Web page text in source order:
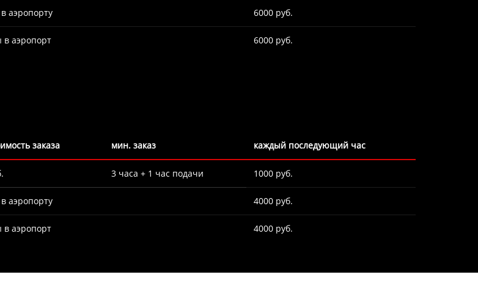
аэропорту 6000 руб.
в аэропорт 6000 руб.
заказа мин. заказ каждый последующий час
3 часа + 1 час подачи 1000 руб.
аэропорту 4000 руб.
в аэропорт 4000 руб.